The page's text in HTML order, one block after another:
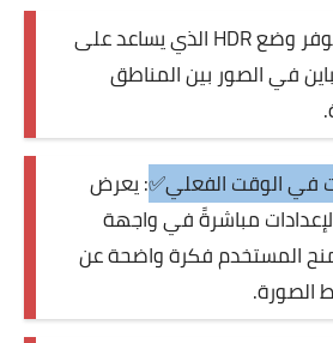
: يوفر وضع HDR الذي يساعد على
في الصور بين المناطق
في الوقت الفعلي✅: يعرض
مباشرةً في واجهة
المستخدم فكرة واضحة عن
الصورة.